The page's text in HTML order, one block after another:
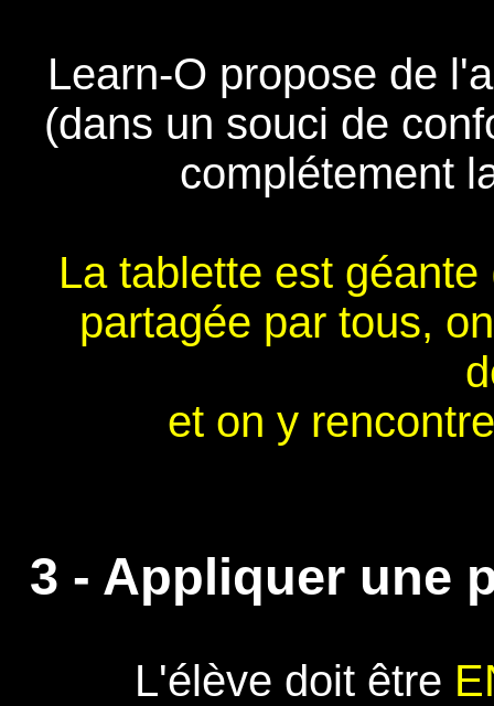
Learn-O propose de
(dans un souci de
complétement
La tablette est
partagée par tous,
et on y
3 - Appliquer une
L'élève doit être